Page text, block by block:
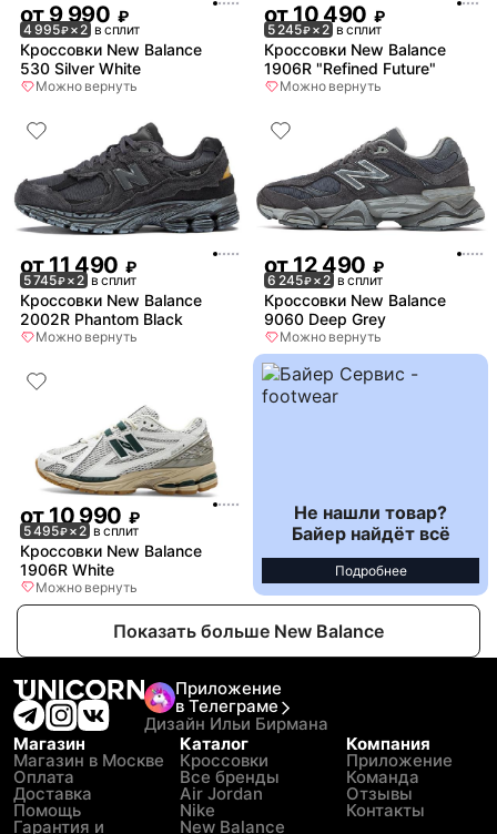
от9 990 ₽
4 995₽× 2 в сплит
Кроссовки New Balance
530 Silver White
Можно вернуть
от10 490 ₽
5 245₽× 2 в сплит
Кроссовки New Balance
1906R "Refined Future"
Можно вернуть
от11 490 ₽
5 745₽× 2 в сплит
Кроссовки New Balance
2002R Phantom Black
Можно вернуть
от12 490 ₽
6 245₽× 2 в сплит
Кроссовки New Balance
9060 Deep Grey
Можно вернуть
от 10 990 ₽
5 495₽× 2 в сплит
Кроссовки New Balance
1906R White
Можно вернуть
Не нашли товар?
Байер найдёт всё
Подробнее
Показать больше New Balance
Приложение
в Телеграме
Дизайн Ильи Бирмана
Магазин
Магазин в Москве
Оплата
Доставка
Помощь
Гарантия и
Каталог
Кроссовки
Все бренды
Air Jordan
Nike
New Balance
Компания
Приложение
Команда
Отзывы
Контакты